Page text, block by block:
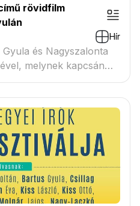
rövidfilm
Hír
és Nagyszalonta
melynek kapcsán